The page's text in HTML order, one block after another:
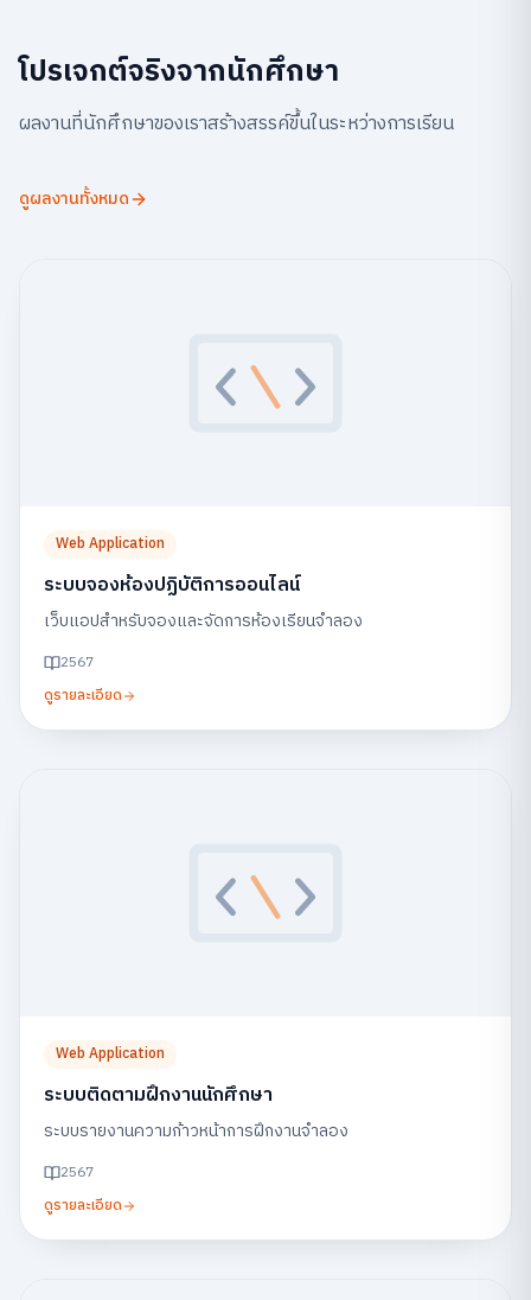
โปรเจกต์จริงจากนักศึกษา
ผลงานที่นักศึกษาของเราสร้างสรรค์ขึ้นในระหว่างการเรียน
ดูผลงานทั้งหมด
Web Application
ระบบจองห้องปฏิบัติการออนไลน์
เว็บแอปสำหรับจองและจัดการห้องเรียนจำลอง
2567
ดูรายละเอียด
Web Application
ระบบติดตามฝึกงานนักศึกษา
ระบบรายงานความก้าวหน้าการฝึกงานจำลอง
2567
ดูรายละเอียด